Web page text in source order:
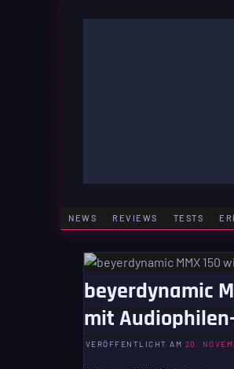
NEWS REVIEWS TESTS
beyerdynamic
mit
VERÖFFENTLICHT AM 20.